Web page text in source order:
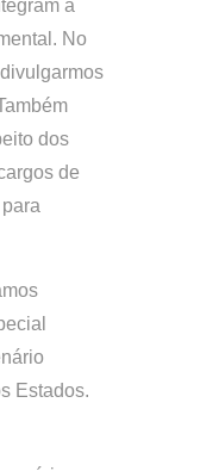
a
No
dos
de
Estados.